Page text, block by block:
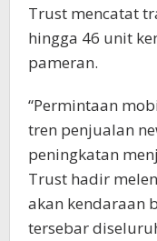
Trust mencatat
hingga 46 unit
pameran.
“Permintaan
tren penjualan
peningkatan
Trust hadir
akan kendaraan
tersebar